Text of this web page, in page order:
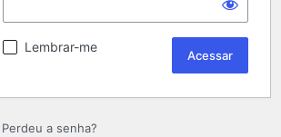
Lembrar-me
Perdeu a senha?